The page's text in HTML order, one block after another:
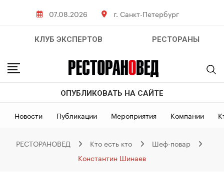
07.08.2026 г. Санкт-Петербург
КЛУБ ЭКСПЕРТОВ РЕСТОРАНЫ
ОПУБЛИКОВАТЬ НА САЙТЕ
Новости Публикации Мероприятия Компании
РЕСТОРАНОВЕД Кто есть кто
Шеф-повар
Константин Шинаев